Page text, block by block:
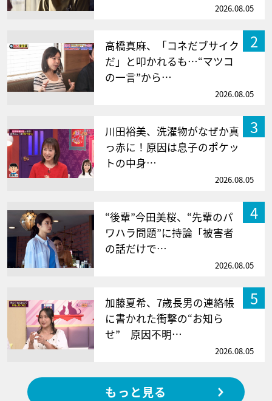
2026.08.05
2
高橋真麻、「コネだブサイク
だ」と叩かれるも…“マツコ
の一言”から…
2026.08.05
3
川田裕美、洗濯物がなぜか真
っ赤に！原因は息子のポケッ
トの中身…
2026.08.05
4
“後輩”今田美桜、“先輩のパ
ワハラ問題”に持論「被害者
の話だけで…
2026.08.05
5
加藤夏希、7歳長男の連絡帳
に書かれた衝撃の“お知ら
せ” 原因不明…
2026.08.05
もっと見る